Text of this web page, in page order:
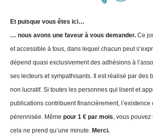
Et puisque vous êtes ici…
… nous avons une faveur à vous demander. Ce
et accessible à tous, dans lequel chacun peut
dépend quasi exclusivement des adhésions à
ses lecteurs et sympathisants. Il est réalisé par des
non lucratif. Si toutes les personnes qui lisent et
publications contribuent financièrement, l’existence
pérennisée. Même pour 1 € par mois, vous pouvez
cela ne prend qu’une minute. Merci.